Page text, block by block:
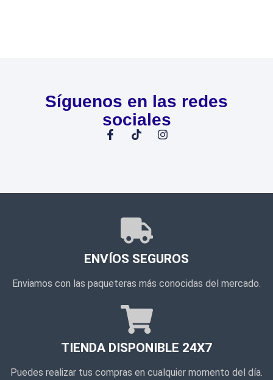
Síguenos en las redes
sociales
ENVÍOS SEGUROS
Enviamos con las paqueteras más conocidas del mercado.
TIENDA DISPONIBLE 24X7
Puedes realizar tus compras en cualquier momento del día.